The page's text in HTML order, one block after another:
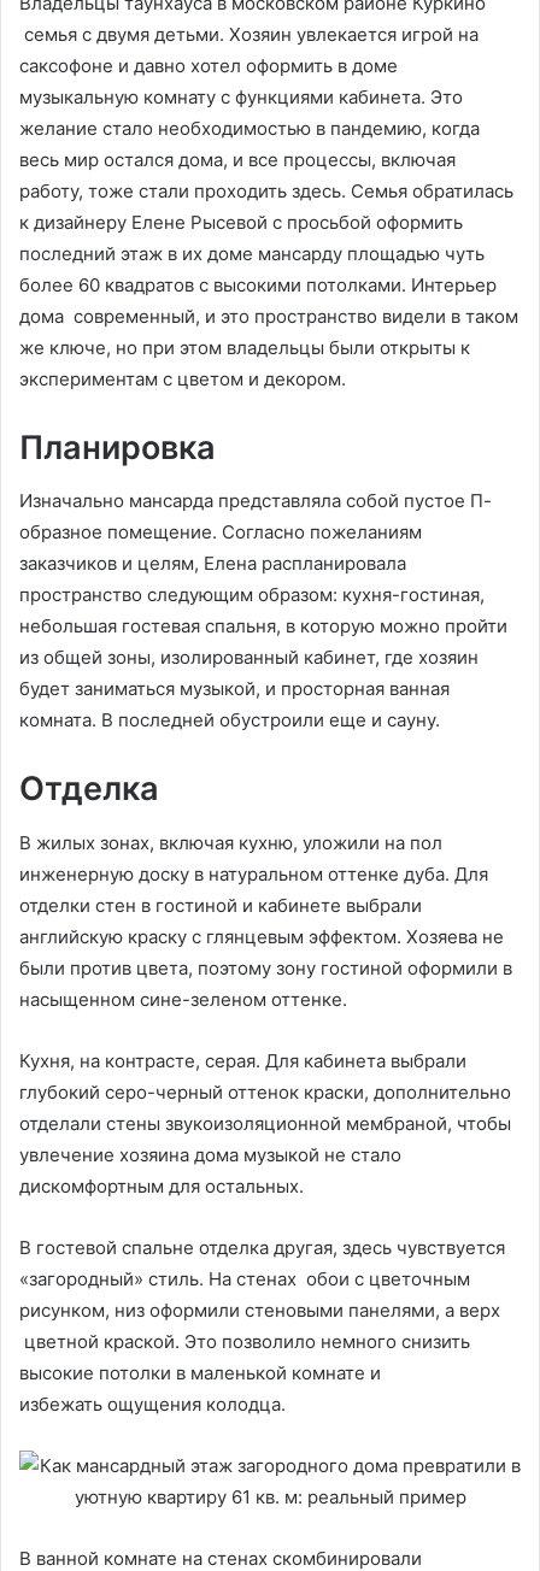
семья с двумя детьми. Хозяин увлекается игрой на
саксофоне и давно хотел оформить в доме
музыкальную комнату с функциями кабинета. Это
желание стало необходимостью в пандемию, когда
весь мир остался дома, и все процессы, включая
работу, тоже стали проходить здесь. Семья обратилась
к дизайнеру Елене Рысевой с просьбой оформить
последний этаж в их доме мансарду площадью чуть
более 60 квадратов с высокими потолками. Интерьер
дома современный, и это пространство видели в таком
же ключе, но при этом владельцы были открыты к
экспериментам с цветом и декором.
Планировка
Изначально мансарда представляла собой пустое П-
образное помещение. Согласно пожеланиям
заказчиков и целям, Елена распланировала
пространство следующим образом: кухня-гостиная,
небольшая гостевая спальня, в которую можно пройти
из общей зоны, изолированный кабинет, где хозяин
будет заниматься музыкой, и просторная ванная
комната. В последней обустроили еще и сауну.
Отделка
В жилых зонах, включая кухню, уложили на пол
инженерную доску в натуральном оттенке дуба. Для
отделки стен в гостиной и кабинете выбрали
английскую краску с глянцевым эффектом. Хозяева не
были против цвета, поэтому зону гостиной оформили в
насыщенном сине-зеленом оттенке.
Кухня, на контрасте, серая. Для кабинета выбрали
глубокий серо-черный оттенок краски, дополнительно
отделали стены звукоизоляционной мембраной, чтобы
увлечение хозяина дома музыкой не стало
дискомфортным для остальных.
В гостевой спальне отделка другая, здесь чувствуется
«загородный» стиль. На стенах обои с цветочным
рисунком, низ оформили стеновыми панелями, а верх
цветной краской. Это позволило немного снизить
высокие потолки в маленькой комнате и
избежать ощущения колодца.
В ванной комнате на стенах скомбинировали